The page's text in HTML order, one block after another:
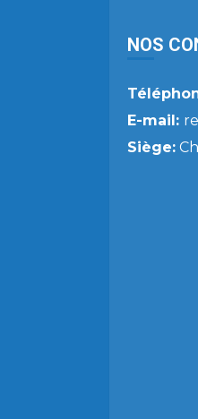
NOS
E-mail:
Siège: